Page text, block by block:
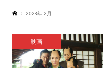
2023年 2月
映画